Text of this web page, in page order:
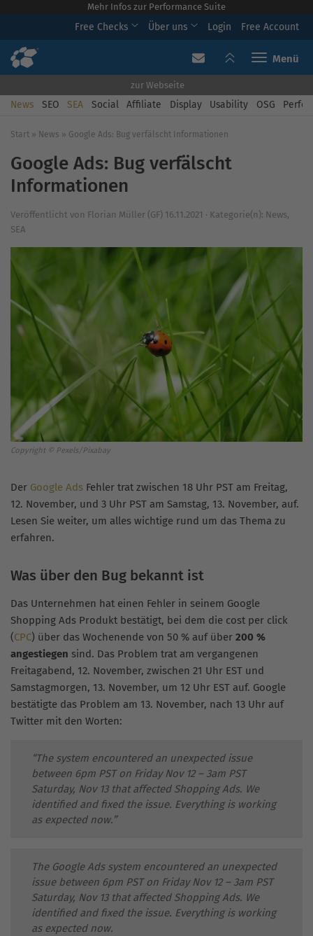
Mehr Infos zur Performance Suite
Free Checks Über uns Login Free Account
Toggle
zur Webseite
News SEO SEA Social Affiliate Display Usability OSG
Start » News » Google Ads: Bug verfälscht Informationen
Google Ads: Bug verfälscht
Informationen
Veröffentlicht von Florian Müller (GF) 16.11.2021 · Kategorie(n): News,
SEA
Copyright © Pexels/Pixabay
Der Google Ads Fehler trat zwischen 18 Uhr PST am Freitag,
12. November, und 3 Uhr PST am Samstag, 13. November, auf.
Lesen Sie weiter, um alles wichtige rund um das Thema zu
erfahren.
Was über den Bug bekannt ist
Das Unternehmen hat einen Fehler in seinem Google
Shopping Ads Produkt bestätigt, bei dem die cost per click
(CPC) über das Wochenende von 50 % auf über 200 %
angestiegen sind. Das Problem trat am vergangenen
Freitagabend, 12. November, zwischen 21 Uhr EST und
Samstagmorgen, 13. November, um 12 Uhr EST auf. Google
bestätigte das Problem am 13. November, nach 13 Uhr auf
Twitter mit den Worten:
“The system encountered an unexpected issue
between 6pm PST on Friday Nov 12 – 3am PST
Saturday, Nov 13 that affected Shopping Ads. We
identified and fixed the issue. Everything is working
as expected now.”
The Google Ads system encountered an unexpected
issue between 6pm PST on Friday Nov 12 – 3am PST
Saturday, Nov 13 that affected Shopping Ads. We
identified and fixed the issue. Everything is working
as expected now.